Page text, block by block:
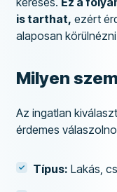
is tarthat, ezért
alaposan
Milyen
Az ingatlan
érdemes
Típus: Lakás,